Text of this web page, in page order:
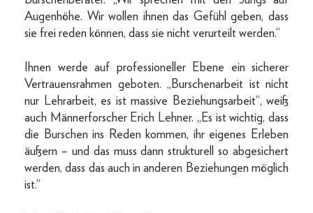
Augenhöhe. Wir wollen ihnen das Gefühl geben, dass
sie frei reden können, dass sie nicht verurteilt werden.“
Ihnen werde auf professioneller Ebene ein sicherer
Vertrauensrahmen geboten. „Burschenarbeit ist nicht
nur Lehrarbeit, es ist massive Beziehungsarbeit“, weiß
auch Männerforscher Erich Lehner. „Es ist wichtig, dass
die Burschen ins Reden kommen, ihr eigenes Erleben
äußern – und das muss dann strukturell so abgesichert
werden, dass das auch in anderen Beziehungen möglich
ist.“